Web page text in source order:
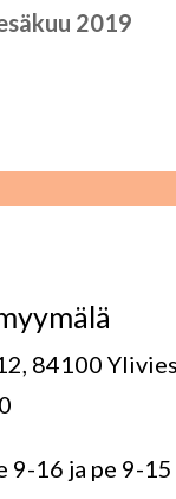
2019
84100
9-16 ja pe 9-15